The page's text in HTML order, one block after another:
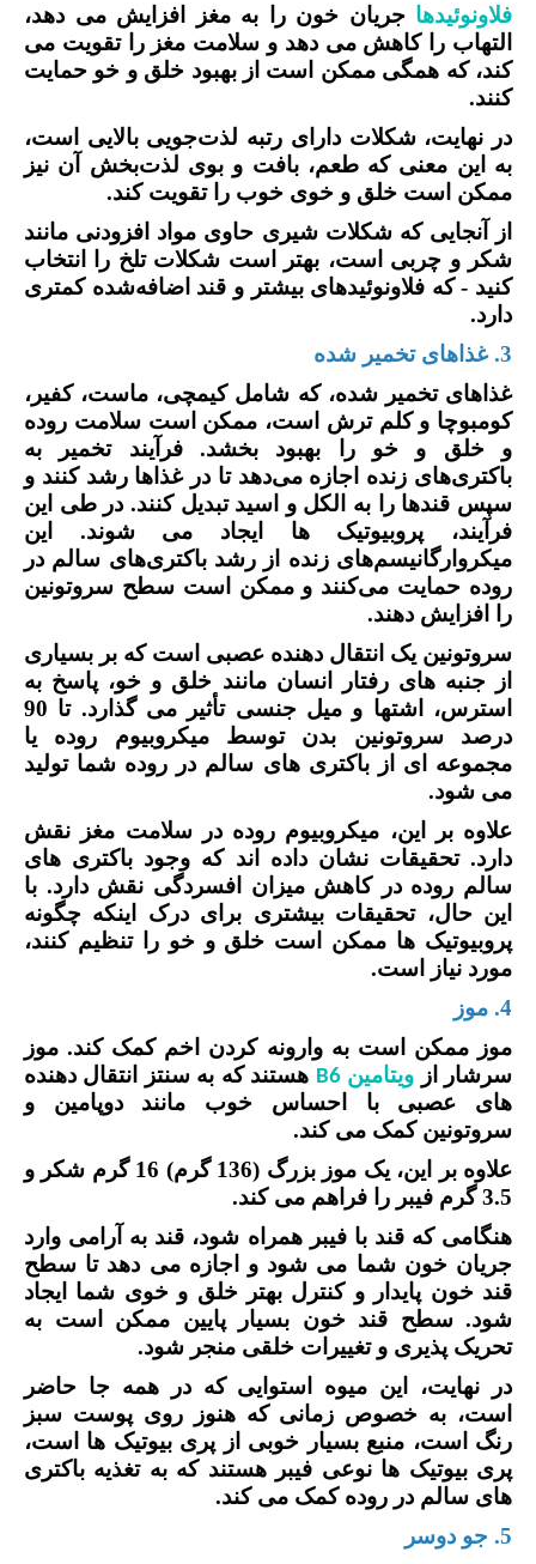
فلاونوئیدهاجریان خون را به مغز افزایش می دهد،
التهاب را کاهش می دهد و سلامت مغز را تقویت می
کند، که همگی ممکن است از بهبود خلق و خو حمایت
کنند.
در نهایت، شکلات دارای رتبه لذت‌جویی بالایی است،
به این معنی که طعم، بافت و بوی لذت‌بخش آن نیز
ممکن است خلق و خوی خوب را تقویت کند.
از آنجایی که شکلات شیری حاوی مواد افزودنی مانند
شکر و چربی است، بهتر است شکلات تلخ را انتخاب
کنید - که فلاونوئیدهای بیشتر و قند اضافه‌شده کمتری
دارد.
3. غذاهای تخمیر شده
غذاهای تخمیر شده، که شامل کیمچی، ماست، کفیر،
کومبوچا و کلم ترش است، ممکن است سلامت روده
و خلق و خو را بهبود بخشد. فرآیند تخمیر به
باکتری‌های زنده اجازه می‌دهد تا در غذاها رشد کنند و
سپس قندها را به الکل و اسید تبدیل کنند. در طی این
فرآیند، پروبیوتیک ها ایجاد می شوند. این
میکروارگانیسم‌های زنده از رشد باکتری‌های سالم در
روده حمایت می‌کنند و ممکن است سطح سروتونین
را افزایش دهند.
سروتونین یک انتقال دهنده عصبی است که بر بسیاری
از جنبه های رفتار انسان مانند خلق و خو، پاسخ به
استرس، اشتها و میل جنسی تأثیر می گذارد. تا 90
درصد سروتونین بدن توسط میکروبیوم روده یا
مجموعه ای از باکتری های سالم در روده شما تولید
می شود.
علاوه بر این، میکروبیوم روده در سلامت مغز نقش
دارد. تحقیقات نشان داده اند که وجود باکتری های
سالم روده در کاهش میزان افسردگی نقش دارد. با
این حال، تحقیقات بیشتری برای درک اینکه چگونه
پروبیوتیک ها ممکن است خلق و خو را تنظیم کنند،
مورد نیاز است.
4. موز
موز ممکن است به وارونه کردن اخم کمک کند. موز
سرشار از ویتامینB6 هستند که به سنتز انتقال دهنده
های عصبی با احساس خوب مانند دوپامین و
سروتونین کمک می کند.
علاوه بر این، یک موز بزرگ (136 گرم) 16 گرم شکر و
3.5 گرم فیبر را فراهم می کند.
هنگامی که قند با فیبر همراه شود، قند به آرامی وارد
جریان خون شما می شود و اجازه می دهد تا سطح
قند خون پایدار و کنترل بهتر خلق و خوی شما ایجاد
شود. سطح قند خون بسیار پایین ممکن است به
تحریک پذیری و تغییرات خلقی منجر شود.
در نهایت، این میوه استوایی که در همه جا حاضر
است، به خصوص زمانی که هنوز روی پوست سبز
رنگ است، منبع بسیار خوبی از پری بیوتیک ها است،
پری بیوتیک ها نوعی فیبر هستند که به تغذیه باکتری
های سالم در روده کمک می کند.
5. جو دوسر